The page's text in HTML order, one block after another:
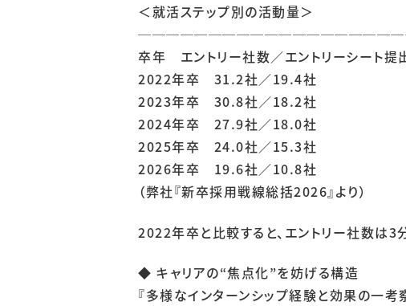
＜就活ステップ別の活動量＞
卒年 エントリー社数／エントリーシート提
2022年卒 31.2社／19.4社
2023年卒 30.8社／18.2社
2024年卒 27.9社／18.0社
2025年卒 24.0社／15.3社
2026年卒 19.6社／10.8社
（弊社『新卒採用戦線総括2026』より）
2022年卒と比較すると、エントリー社数は3
◆ キャリアの“焦点化”を妨げる構造
『多様なインターンシップ経験と効果の一考